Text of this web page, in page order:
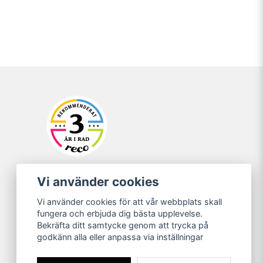
Vi använder cookies
Vi använder cookies för att vår webbplats skall
fungera och erbjuda dig bästa upplevelse.
Bekräfta ditt samtycke genom att trycka på
godkänn alla eller anpassa via inställningar